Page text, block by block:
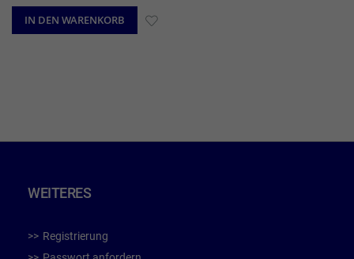
IN DEN WARENKORB ZUR
WEITERES
Registrierung